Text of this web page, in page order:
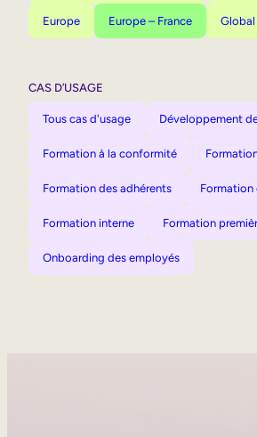
Europe Europe – France Global
CAS D’USAGE
Tous cas d'usage Développement
Formation à la conformité
Formation des adhérents Formation
Formation interne Formation
Onboarding des employés